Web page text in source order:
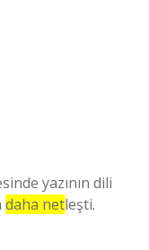
yazının dili
daha netleşti.